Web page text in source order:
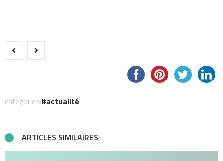
catégories: actualité
ARTICLES SIMILAIRES